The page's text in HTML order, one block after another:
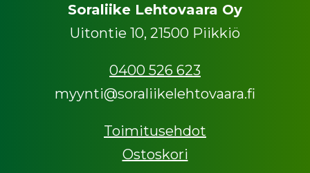
Soraliike Lehtovaara Oy
Uitontie 10, 21500 Piikkiö
0400 526 623
myynti@soraliikelehtovaara.fi
Toimitusehdot
Ostoskori